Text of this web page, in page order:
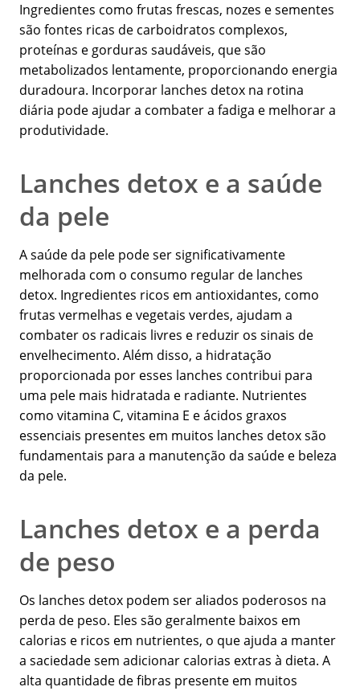
Ingredientes como frutas frescas, nozes e sementes
são fontes ricas de carboidratos complexos,
proteínas e gorduras saudáveis, que são
metabolizados lentamente, proporcionando energia
duradoura. Incorporar lanches detox na rotina
diária pode ajudar a combater a fadiga e melhorar a
produtividade.
Lanches detox e a saúde
da pele
A saúde da pele pode ser significativamente
melhorada com o consumo regular de lanches
detox. Ingredientes ricos em antioxidantes, como
frutas vermelhas e vegetais verdes, ajudam a
combater os radicais livres e reduzir os sinais de
envelhecimento. Além disso, a hidratação
proporcionada por esses lanches contribui para
uma pele mais hidratada e radiante. Nutrientes
como vitamina C, vitamina E e ácidos graxos
essenciais presentes em muitos lanches detox são
fundamentais para a manutenção da saúde e beleza
da pele.
Lanches detox e a perda
de peso
Os lanches detox podem ser aliados poderosos na
perda de peso. Eles são geralmente baixos em
calorias e ricos em nutrientes, o que ajuda a manter
a saciedade sem adicionar calorias extras à dieta. A
alta quantidade de fibras presente em muitos